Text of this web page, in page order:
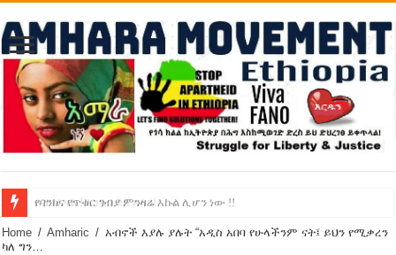
የባንክና የጥቁር ገብያ ምንዛሬ እኩል ሊሆን ነው !!
አሸንፈናል ! እንኳን ደስ አለን!
Home / Amharic / አብኖች እያሉ ያሉት “አዲስ አበባ የሁላችንም ናት፤ ይህን የሚቃረን
ካለ ግን…